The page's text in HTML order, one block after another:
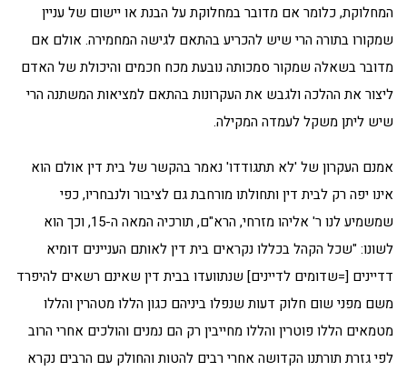
המחלוקת, כלומר אם מדובר במחלוקת על הבנת או יישום של עניין
שמקורו בתורה הרי שיש להכריע בהתאם לגישה המחמירה. אולם אם
מדובר בשאלה שמקור סמכותה נובעת מכח חכמים והיכולת של האדם
ליצור את ההלכה ולגבש את העקרונות בהתאם למציאות המשתנה הרי
שיש ליתן משקל לעמדה המקילה.
אמנם העקרון של 'לא תתגודדו' נאמר בהקשר של בית דין אולם הוא
אינו יפה רק לבית דין ותחולתו מורחבת גם לציבור ולנבחריו, כפי
שמשמיע לנו ר' אליהו מזרחי, הרא"ם, תורכיה המאה ה-15, וכך הוא
לשונו: "שכל הקהל בכללו נקראים בית דין לאותם העניינים דומיא
דדיינים [=שדומים לדיינים] שנתוועדו בבית דין שאינם רשאים להיפרד
משם מפני שום חלוק דעות שנפלו ביניהם כגון הללו מטהרין והללו
מטמאים הללו פוטרין והללו מחייבין רק הם נמנים והולכים אחרי הרוב
לפי גזרת תורתנו הקדושה אחרי רבים להטות והחולק עם הרבים נקרא